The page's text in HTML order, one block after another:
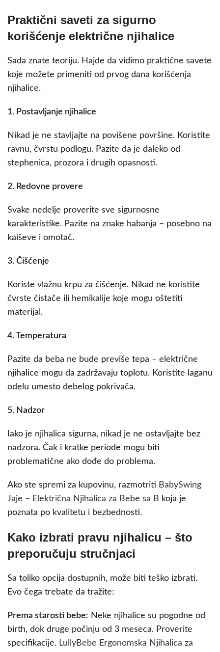
Praktični saveti za sigurno
korišćenje električne njihalice
Sada znate teoriju. Hajde da vidimo praktične savete
koje možete primeniti od prvog dana korišćenja
njihalice.
1. Postavljanje njihalice
Nikad je ne stavljajte na povišene površine. Koristite
ravnu, čvrstu podlogu. Pazite da je daleko od
stephenica, prozora i drugih opasnosti.
2. Redovne provere
Svake nedelje proverite sve sigurnosne
karakteristike. Pazite na znake habanja – posebno na
kaiševe i omotač.
3. Čišćenje
Koriste vlažnu krpu za čišćenje. Nikad ne koristite
čvrste čistače ili hemikalije koje mogu oštetiti
materijal.
4. Temperatura
Pazite da beba ne bude previše tepa – električne
njihalice mogu da zadržavaju toplotu. Koristite laganu
odelu umesto debelog pokrivača.
5. Nadzor
Iako je njihalica sigurna, nikad je ne ostavljajte bez
nadzora. Čak i kratke periode mogu biti
problematične ako dođe do problema.
Ako ste spremi za kupovinu, razmotriti BabySwing
Jaje – Električna Njihalica za Bebe sa B koja je
poznata po kvalitetu i bezbednosti.
Kako izbrati pravu njihalicu – što
preporučuju stručnjaci
Sa toliko opcija dostupnih, može biti teško izbrati.
Evo čega trebate da tražite:
Prema starosti bebe: Neke njihalice su pogodne od
birth, dok druge počinju od 3 meseca. Proverite
specifikacije. LullyBebe Ergonomska Njihalica za